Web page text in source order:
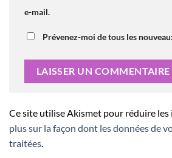
e-mail.
Prévenez-moi de tous les
Ce site utilise Akismet pour réduire les
plus sur la façon dont les données de
traitées.